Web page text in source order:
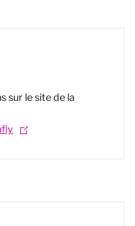
sur le site de la